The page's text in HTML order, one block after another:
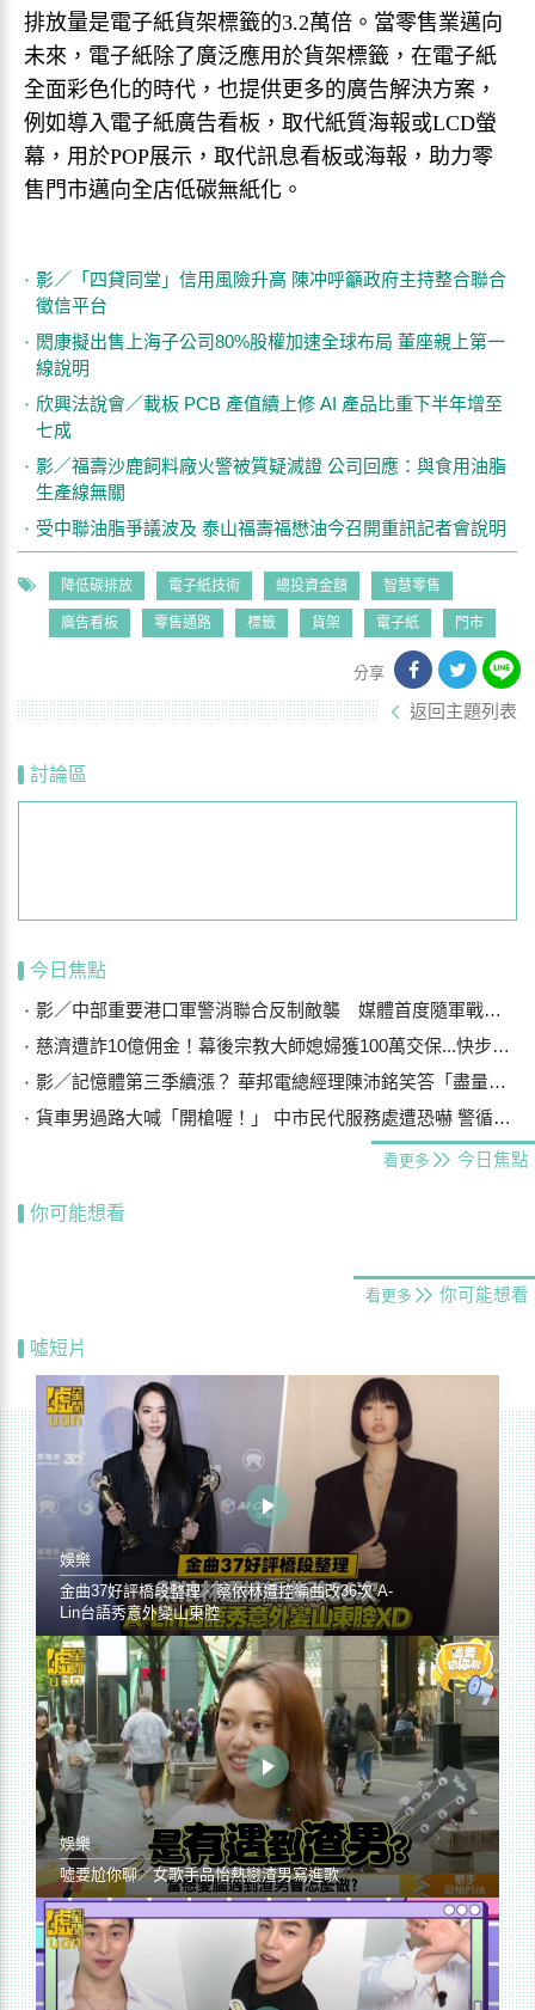
排放量是電子紙貨架標籤的3.2萬倍。當零售業邁向
未來，電子紙除了廣泛應用於貨架標籤，在電子紙
全面彩色化的時代，也提供更多的廣告解決方案，
例如導入電子紙廣告看板，取代紙質海報或LCD螢
幕，用於POP展示，取代訊息看板或海報，助力零
售門市邁向全店低碳無紙化。
影／「四貸同堂」信用風險升高 陳冲呼籲政府主持整合聯合
徵信平台
閎康擬出售上海子公司80%股權加速全球布局 董座親上第一
線說明
欣興法說會／載板 PCB 產值續上修 AI 產品比重下半年增至
七成
影／福壽沙鹿飼料廠火警被質疑滅證 公司回應：與食用油脂
生產線無關
受中聯油脂爭議波及 泰山福壽福懋油今召開重訊記者會說明
降低碳排放 電子紙技術 總投資金額 智慧零售
廣告看板 零售通路 標籤 貨架 電子紙 門市
分享
返回主題列表
討論區
今日焦點
影／中部重要港口軍警消聯合反制敵襲 媒體首度隨軍戰鬥演練
慈濟遭詐10億佣金！幕後宗教大師媳婦獲100萬交保...快步奔離不發一語
影／記憶體第三季續漲？ 華邦電總經理陳沛銘笑答「盡量不要漲太多」
貨車男過路大喊「開槍喔！」 中市民代服務處遭恐嚇 警循線追緝
看更多 今日焦點
你可能想看
看更多 你可能想看
噓短片
娛樂
金曲37好評橋段整理／蔡依林遭控編曲改36次 A-
Lin台語秀意外變山東腔
娛樂
噓要尬你聊／女歌手品怡熱戀渣男寫進歌